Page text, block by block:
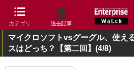
カテゴリ 過去記事
マイクロソフトvsグーグル、使え
スはどっち？【第二回】 (4/8)